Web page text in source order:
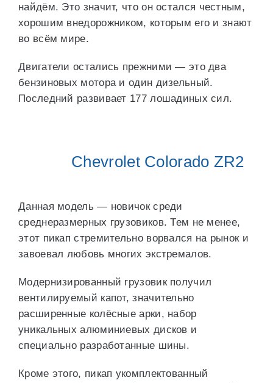
найдём. Это значит, что он остался честным,
хорошим внедорожником, которым его и знают
во всём мире.
Двигатели остались прежними — это два
бензиновых мотора и один дизельный.
Последний развивает 177 лошадиных сил.
Chevrolet Colorado ZR2
Данная модель — новичок среди
среднеразмерных грузовиков. Тем не менее,
этот пикап стремительно ворвался на рынок и
завоевал любовь многих экстремалов.
Модернизированный грузовик получил
вентилируемый капот, значительно
расширенные колёсные арки, набор
уникальных алюминиевых дисков и
специально разработанные шины.
Кроме этого, пикап укомплектованный